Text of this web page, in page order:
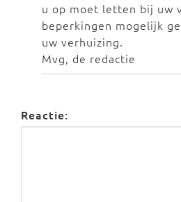
u op moet letten bij uw
beperkingen mogelijk
uw verhuizing.
Mvg, de redactie
Reactie: